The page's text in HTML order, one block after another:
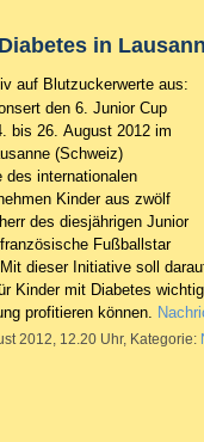
in
auf Blutzuckerwerte aus:
den 6. Junior Cup
bis 26. August 2012 im
(Schweiz)
internationalen
Kinder aus zwölf
des diesjährigen Junior
Fußballstar
dieser Initiative soll
Kinder mit Diabetes
profitieren können.
2012, 12.20 Uhr, Kategorie: